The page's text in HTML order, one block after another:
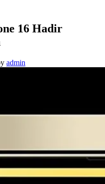
16 Hadir
admin